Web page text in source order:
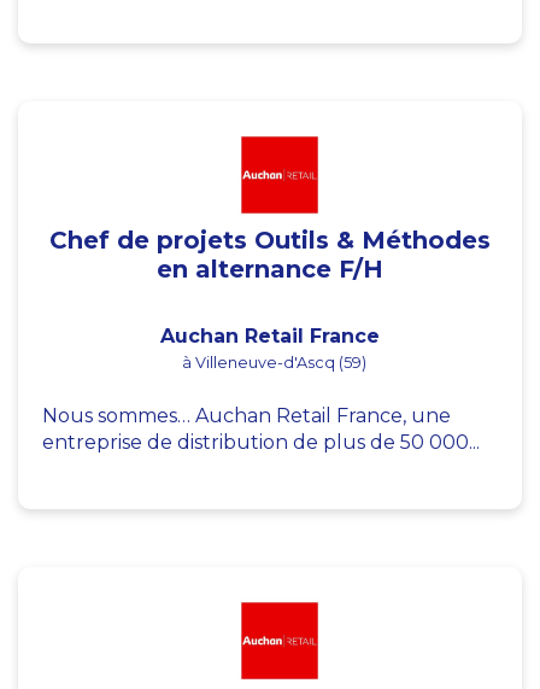
Chef de projets Outils & Méthodes
en alternance F/H
Auchan Retail France
à Villeneuve-d'Ascq (59)
Nous sommes… Auchan Retail France, une
entreprise de distribution de plus de 50 000...